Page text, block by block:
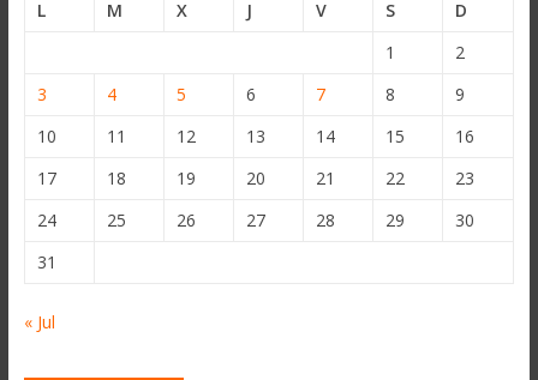
L
M X J V S
D
1
2
3
4 5 6 7 8
9
10
11 12 13 14 15
16
17
18 19 20 21 22
23
24
25 26 27 28 29
30
31
« Jul